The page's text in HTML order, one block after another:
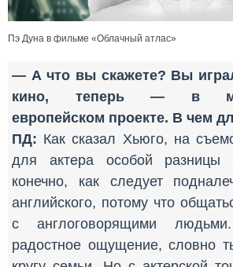
Пэ Дуна в фильме «Облачный атлас»
— А что вы скажете? Вы
кино, теперь — в
европейском проекте. В чем
ПД: Как сказал Хьюго, на
для актера особой разницы
конечно, как следует
английского, потому что
с англоговорящими
радостное ощущение, словно